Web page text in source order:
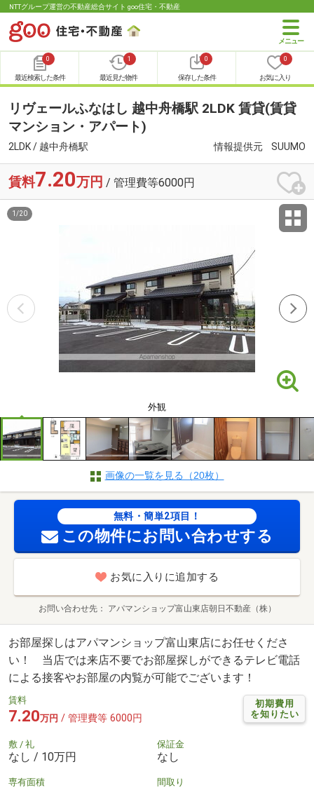
NTTグループ運営の不動産総合サイト goo住宅・不動産
0
最近検索した条件
1
最近見た物件
0
保存した条件
0
お気に入り
リヴェールふなはし 越中舟橋駅 2LDK 賃貸(賃貸
マンション・アパート)
2LDK / 越中舟橋駅 情報提供元 SUUMO
賃料7.20万円 / 管理費等6000円
外観
1 /20
画像の一覧を見る（20枚）
無料・簡単2項目！
この物件にお問い合わせする
お気に入りに追加する
お問い合わせ先 アパマンショップ富山東店朝日不動産（株）
お部屋探しはアパマンショップ富山東店にお任せくださ
い！ 当店では来店不要でお部屋探しができるテレビ電話
による接客やお部屋の内覧が可能でございます！
初期費用
を知りたい
賃料
7.20万円 / 管理費等 6000円
敷 / 礼
なし / 10万円
保証金
なし
専有面積 間取り